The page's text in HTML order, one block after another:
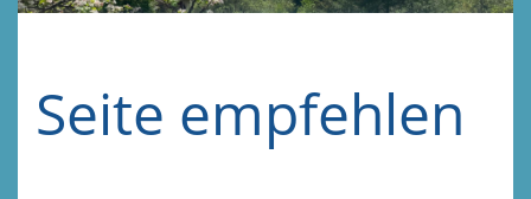
Seite empfehlen